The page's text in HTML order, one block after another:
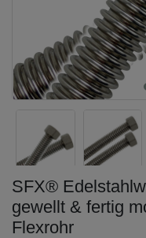
SFX®
gewellt & fertig
Flexrohr